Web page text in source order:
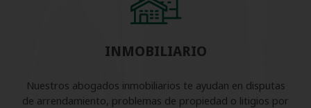
INMOBILIARIO
Nuestros abogados inmobiliarios te ayudan en disputas
de arrendamiento, problemas de propiedad o litigios por